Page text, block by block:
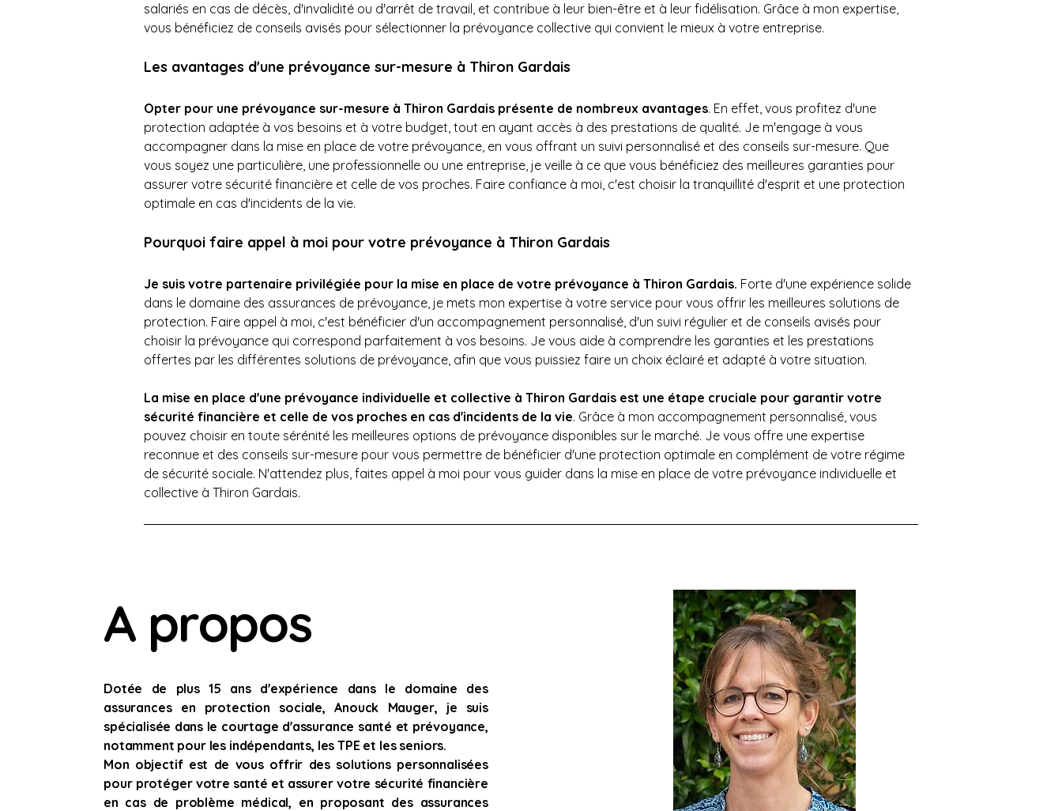
salariés en cas de décès, d'invalidité ou d'arrêt de travail, et contribue à leur bien-être et à leur fidélisation. Grâce à mon expertise,
vous bénéficiez de conseils avisés pour sélectionner la prévoyance collective qui convient le mieux à votre entreprise.
Les avantages d'une prévoyance sur-mesure à Thiron Gardais
Opter pour une prévoyance sur-mesure à Thiron Gardais présente de nombreux avantages. En effet, vous profitez d'une
protection adaptée à vos besoins et à votre budget, tout en ayant accès à des prestations de qualité. Je m'engage à vous
accompagner dans la mise en place de votre prévoyance, en vous offrant un suivi personnalisé et des conseils sur-mesure. Que
vous soyez une particulière, une professionnelle ou une entreprise, je veille à ce que vous bénéficiez des meilleures garanties pour
assurer votre sécurité financière et celle de vos proches. Faire confiance à moi, c'est choisir la tranquillité d'esprit et une protection
optimale en cas d'incidents de la vie.
Pourquoi faire appel à moi pour votre prévoyance à Thiron Gardais
Je suis votre partenaire privilégiée pour la mise en place de votre prévoyance à Thiron Gardais. Forte d'une expérience solide
dans le domaine des assurances de prévoyance, je mets mon expertise à votre service pour vous offrir les meilleures solutions de
protection. Faire appel à moi, c'est bénéficier d'un accompagnement personnalisé, d'un suivi régulier et de conseils avisés pour
choisir la prévoyance qui correspond parfaitement à vos besoins. Je vous aide à comprendre les garanties et les prestations
offertes par les différentes solutions de prévoyance, afin que vous puissiez faire un choix éclairé et adapté à votre situation.
La mise en place d'une prévoyance individuelle et collective à Thiron Gardais est une étape cruciale pour garantir votre
sécurité financière et celle de vos proches en cas d'incidents de la vie. Grâce à mon accompagnement personnalisé, vous
pouvez choisir en toute sérénité les meilleures options de prévoyance disponibles sur le marché. Je vous offre une expertise
reconnue et des conseils sur-mesure pour vous permettre de bénéficier d'une protection optimale en complément de votre régime
de sécurité sociale. N'attendez plus, faites appel à moi pour vous guider dans la mise en place de votre prévoyance individuelle et
collective à Thiron Gardais.
A propos
Dotée de plus 15 ans d'expérience dans le domaine des
assurances en protection sociale, Anouck Mauger, je suis
spécialisée dans le courtage d'assurance santé et prévoyance,
notamment pour les indépendants, les TPE et les seniors.
Mon objectif est de vous offrir des solutions personnalisées
pour protéger votre santé et assurer votre sécurité financière
en cas de problème médical, en proposant des assurances